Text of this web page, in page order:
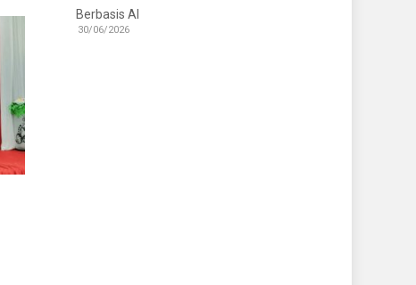
Berbasis AI
30/06/2026